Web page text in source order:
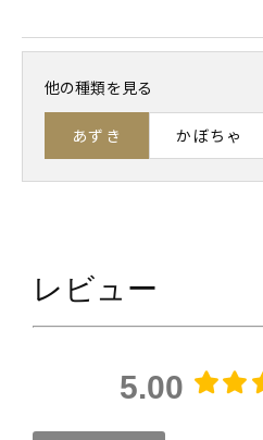
他の種類を見る
あずき かぼちゃ
レビュー
5.00